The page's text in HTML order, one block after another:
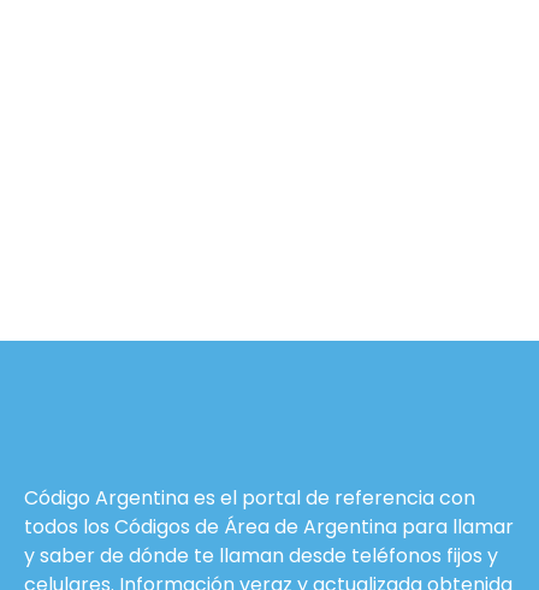
Código Argentina es el portal de referencia con
todos los Códigos de Área de Argentina para llamar
y saber de dónde te llaman desde teléfonos fijos y
celulares. Información veraz y actualizada obtenida